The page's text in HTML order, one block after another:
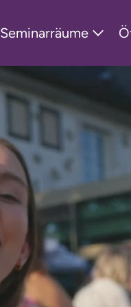
Seminarräume